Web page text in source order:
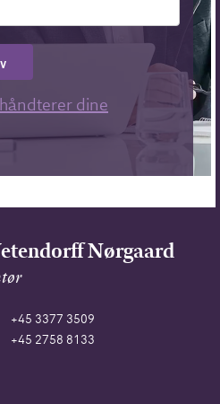
dine
Nørgaard
+45 3377 3509
+45 2758 8133